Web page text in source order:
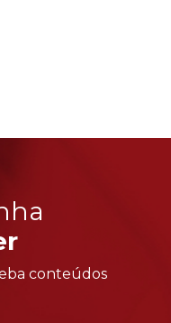
conteúdos